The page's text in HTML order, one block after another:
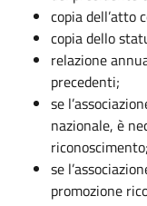
copia dell’atto
copia dello
relazione
precedenti;
se
nazionale, è
riconoscimento;
se
promozione